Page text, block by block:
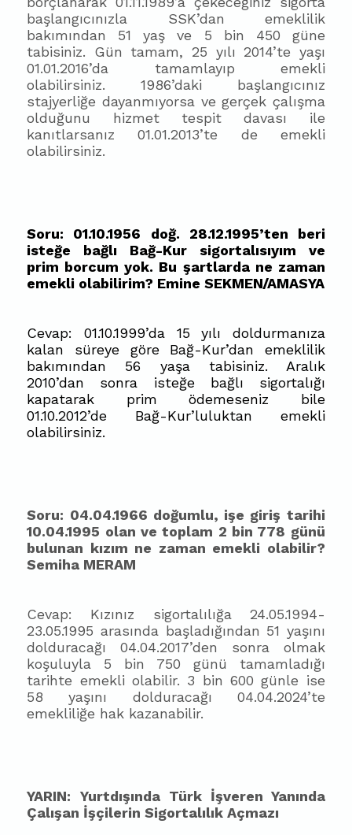
başlangıcınızla SSK’dan emeklilik
bakımından 51 yaş ve 5 bin 450 güne
tabisiniz. Gün tamam, 25 yılı 2014’te yaşı
01.01.2016’da tamamlayıp emekli
olabilirsiniz. 1986’daki başlangıcınız
stajyerliğe dayanmıyorsa ve gerçek çalışma
olduğunu hizmet tespit davası ile
kanıtlarsanız 01.01.2013’te de emekli
olabilirsiniz.
Soru: 01.10.1956 doğ. 28.12.1995’ten beri
isteğe bağlı Bağ-Kur sigortalısıyım ve
prim borcum yok. Bu şartlarda ne zaman
emekli olabilirim? Emine SEKMEN/AMASYA
Cevap: 01.10.1999’da 15 yılı doldurmanıza
kalan süreye göre Bağ-Kur’dan emeklilik
bakımından 56 yaşa tabisiniz. Aralık
2010’dan sonra isteğe bağlı sigortalığı
kapatarak prim ödemeseniz bile
01.10.2012’de Bağ-Kur’luluktan emekli
olabilirsiniz.
Soru: 04.04.1966 doğumlu, işe giriş tarihi
10.04.1995 olan ve toplam 2 bin 778 günü
bulunan kızım ne zaman emekli olabilir?
Semiha MERAM
Cevap: Kızınız sigortalılığa 24.05.1994-
23.05.1995 arasında başladığından 51 yaşını
dolduracağı 04.04.2017’den sonra olmak
koşuluyla 5 bin 750 günü tamamladığı
tarihte emekli olabilir. 3 bin 600 günle ise
58 yaşını dolduracağı 04.04.2024’te
emekliliğe hak kazanabilir.
YARIN:
Yurtdışında Türk İşveren Yanında
Çalışan İşçilerin Sigortalılık Açmazı